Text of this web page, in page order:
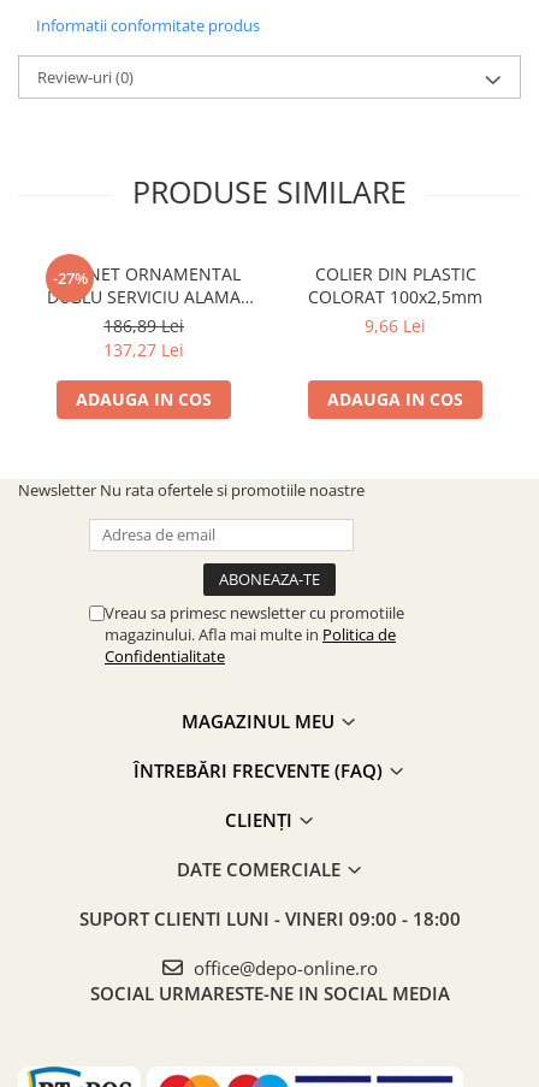
SOBE ȘI ȘEMINEE
STICLĂ TERMOREZISTENTĂ
TIMP LIBER IN NATURA
ȘEMINEE ȘI ÎNCĂLZITOARE DE
Informatii conformitate produs
Review-uri(0)
PRODUSE SIMILARE
-27%
ROBINET ORNAMENTAL
DUBLU SERVICIU ALAMA
ANTICHIZATA CU CAP
ARMATURA CERAMIC
186,89 Lei
137,27 Lei
ADAUGA IN COS
COLIER DIN PLASTIC
COLORAT 100x2,5mm
9,66 Lei
ADAUGA IN COS
Newsletter Nu rata ofertele si promotiile noastre
Vreau sa primesc newsletter cu promotiile
magazinului. Afla mai multe in Politica de
Confidentialitate
MAGAZINUL MEU
ÎNTREBĂRI FRECVENTE (FAQ)
CLIENȚI
DATE COMERCIALE
SUPORT CLIENTI LUNI - VINERI 09:00 - 18:00
office@depo-online.ro
SOCIAL URMARESTE-NE IN SOCIAL MEDIA